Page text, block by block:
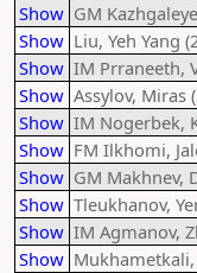
Show GM
Show Liu, Yeh Yang
Show IM Prraneeth,
Show Assylov, Miras
Show IM Nogerbek,
Show FM Ilkhomi,
Show GM Makhnev,
Show Tleukhanov,
Show IM Agmanov,
Show Mukhametkali,